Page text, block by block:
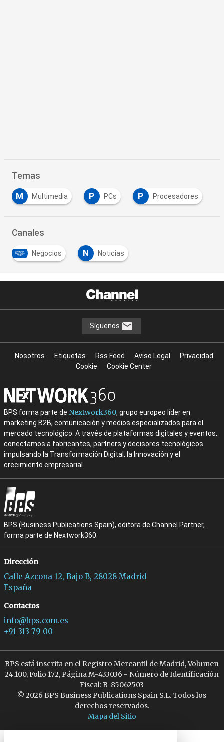
Temas
M Multimedia P PCs P Procesadores
Canales
Negocios N Noticias
Síguenos
Nosotros Etiquetas Rss Feed Aviso Legal
Privacidad
Cookie
Cookie Center
BPS forma parte de Nextwork360, grupo europeo líder en
marketing B2B, comunicación y medios especializados para el
mercado tecnológico. A través de plataformas digitales y eventos,
conectamos a fabricantes, partners y decisores tecnológicos
impulsando la Transformación Digital, la Innovación y el
crecimiento empresarial.
BPS (Business Publications Spain), editora de Channel Partner,
forma parte de Nextwork360.
Dirección
Calle Azcona 12, Bajo B, 28028 Madrid
España
Contactos
info@bps.com.es
+91 313 79 00
BPS está inscrita en el Registro Mercantil de Madrid, Volumen
24.100, Folio 172, Página M-433036 - Número de Identificación
Fiscal: B-85062503
© 2026 BPS Business Publications Spain S.L. Todos los
derechos reservados.
Mapa del Sitio